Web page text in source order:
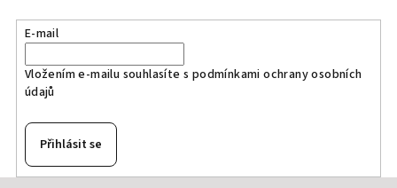
E-mail
Vložením e-mailu souhlasíte s podmínkami ochrany osobních
údajů
Přihlásit se